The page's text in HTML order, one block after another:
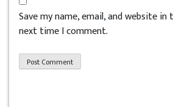
Save my name, email, and website
next time I comment.